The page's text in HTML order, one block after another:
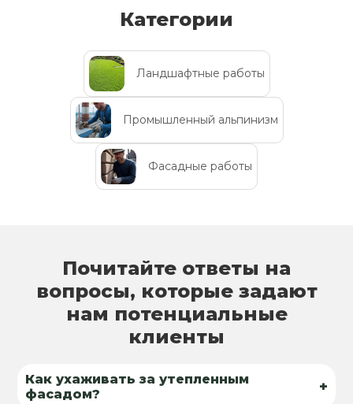
Категории
Ландшафтные работы
Промышленный альпинизм
Фасадные работы
Почитайте ответы на
вопросы, которые задают
нам потенциальные
клиенты
Как ухаживать за утепленным
фасадом?
+